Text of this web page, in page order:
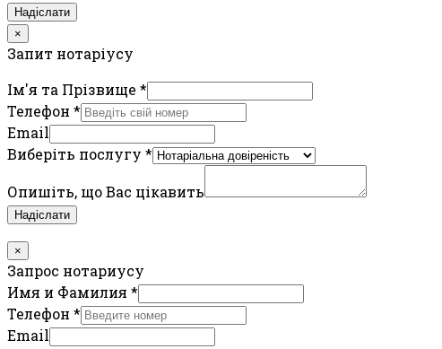
Надіслати
×
Запит нотаріусу
Ім'я та Прізвище *
Телефон *
Email
Виберіть послугу *
Опишіть, що Вас цікавить
Надіслати
×
Запрос нотариусу
Имя и Фамилия *
Телефон *
Email